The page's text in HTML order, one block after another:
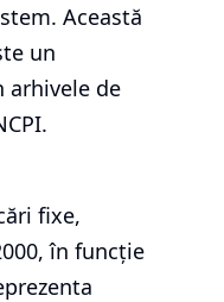
Această
un
de
fixe,
în funcție